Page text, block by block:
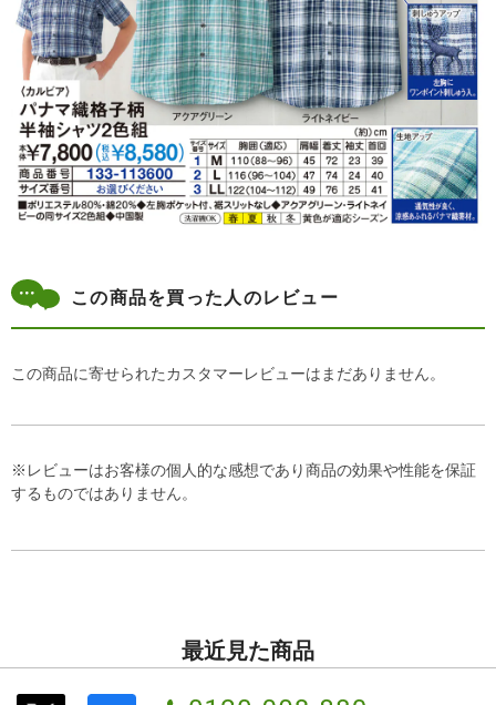
この商品を買った人のレビュー
この商品に寄せられたカスタマーレビューはまだありません。
※レビューはお客様の個人的な感想であり商品の効果や性能を保証
するものではありません。
最近見た商品